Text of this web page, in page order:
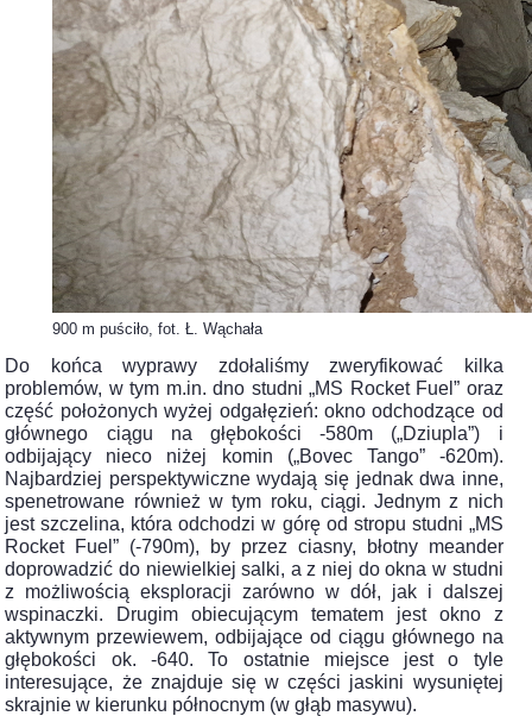
900 m puściło, fot. Ł. Wąchała
Do końca wyprawy zdołaliśmy zweryfikować kilka
problemów, w tym m.in. dno studni „MS Rocket Fuel” oraz
część położonych wyżej odgałęzień: okno odchodzące od
głównego ciągu na głębokości -580m („Dziupla”) i
odbijający nieco niżej komin („Bovec Tango” -620m).
Najbardziej perspektywiczne wydają się jednak dwa inne,
spenetrowane również w tym roku, ciągi. Jednym z nich
jest szczelina, która odchodzi w górę od stropu studni „MS
Rocket Fuel” (-790m), by przez ciasny, błotny meander
doprowadzić do niewielkiej salki, a z niej do okna w studni
z możliwością eksploracji zarówno w dół, jak i dalszej
wspinaczki. Drugim obiecującym tematem jest okno z
aktywnym przewiewem, odbijające od ciągu głównego na
głębokości ok. -640. To ostatnie miejsce jest o tyle
interesujące, że znajduje się w części jaskini wysuniętej
skrajnie w kierunku północnym (w głąb masywu).